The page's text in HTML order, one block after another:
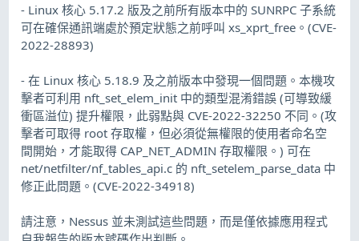
- Linux 核心 5.17.2 版及之前所有版本中的 SUNRPC 子系統
可在確保通訊端處於預定狀態之前呼叫 xs_xprt_free。(CVE-
2022-28893)
- 在 Linux 核心 5.18.9 及之前版本中發現一個問題。本機攻
擊者可利用 nft_set_elem_init 中的類型混淆錯誤 (可導致緩
衝區溢位) 提升權限，此弱點與 CVE-2022-32250 不同。(攻
擊者可取得 root 存取權，但必須從無權限的使用者命名空
間開始，才能取得 CAP_NET_ADMIN 存取權限。) 可在
net/netfilter/nf_tables_api.c 的 nft_setelem_parse_data 中
修正此問題。(CVE-2022-34918)
請注意，Nessus 並未測試這些問題，而是僅依據應用程式